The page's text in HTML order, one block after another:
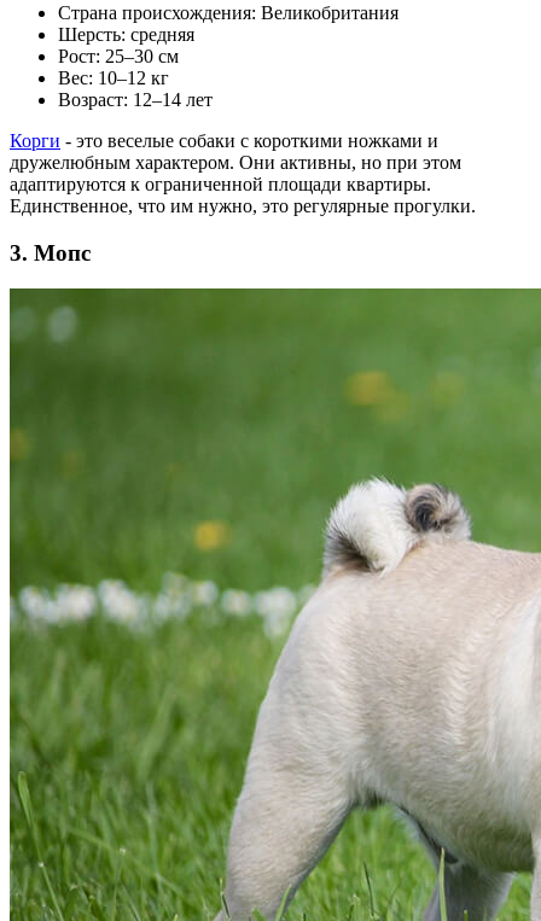
Страна происхождения: Великобритания
Шерсть: средняя
Рост: 25–30 см
Вес: 10–12 кг
Возраст: 12–14 лет
Корги - это веселые собаки с короткими ножками и
дружелюбным характером. Они активны, но при этом
адаптируются к ограниченной площади квартиры.
Единственное, что им нужно, это регулярные прогулки.
3. Мопс